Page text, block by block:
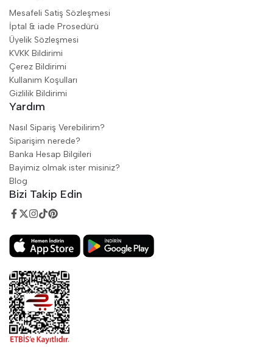
Mesafeli Satiş Sözleşmesi
İptal & iade Prosedürü
Üyelik Sözleşmesi
KVKK Bildirimi
Çerez Bildirimi
Kullanım Koşulları
Gizlilik Bildirimi
Yardım
Nasıl Sipariş Verebilirim?
Siparişim nerede?
Banka Hesap Bilgileri
Bayimiz olmak ister misiniz?
Blog
Bizi Takip Edin